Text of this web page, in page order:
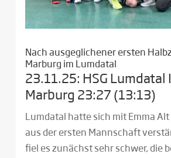
Nach ausgeglichener ersten
Marburg im Lumdatal
23.11.25: HSG Lumdatal
Marburg 23:27 (13:13)
Lumdatal hatte sich mit Emma
aus der ersten Mannschaft
fiel es zunächst sehr schwer, die